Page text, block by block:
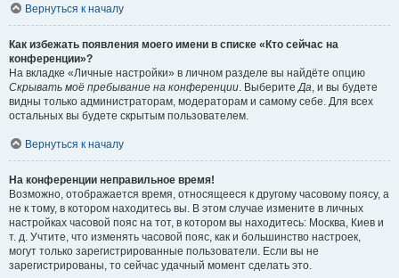
Вернуться к началу
Как избежать появления моего имени в списке «Кто сейчас на
конференции»?
На вкладке «Личные настройки» в личном разделе вы найдёте опцию
Скрывать моё пребывание на конференции. ВыберитеДа, и вы будете
видны только администраторам, модераторам и самому себе. Для всех
остальных вы будете скрытым пользователем.
Вернуться к началу
На конференции неправильное время!
Возможно, отображается время, относящееся к другому часовому поясу, а
не к тому, в котором находитесь вы. В этом случае измените в личных
настройках часовой пояс на тот, в котором вы находитесь: Москва, Киев и
т. д. Учтите, что изменять часовой пояс, как и большинство настроек,
могут только зарегистрированные пользователи. Если вы не
зарегистрированы, то сейчас удачный момент сделать это.